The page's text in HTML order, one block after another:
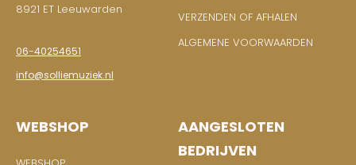
8921 ET Leeuwarden
06-40254651
info@solliemuziek.nl
VERZENDEN OF AFHALEN
ALGEMENE VOORWAARDEN
WEBSHOP
AANGESLOTEN
BEDRIJVEN